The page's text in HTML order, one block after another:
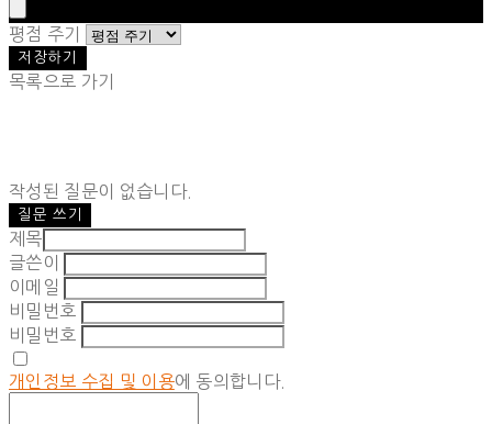
평점 주기
저장하기
목록으로 가기
작성된 질문이 없습니다.
질문 쓰기
제목
글쓴이
이메일
비밀번호
비밀번호
개인정보 수집 및 이용에 동의합니다.